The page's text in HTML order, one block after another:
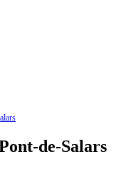
de-Salars